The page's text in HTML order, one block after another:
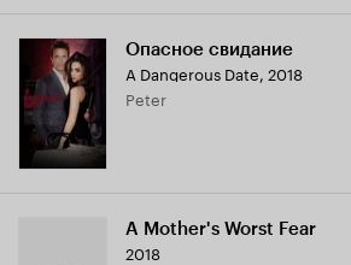
Опасное свидание
A Dangerous Date, 2018
Peter
A Mother's Worst Fear
2018